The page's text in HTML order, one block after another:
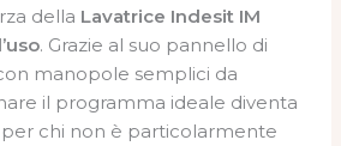
della Lavatrice Indesit IM
. Grazie al suo pannello di
manopole semplici da
il programma ideale diventa
chi non è particolarmente